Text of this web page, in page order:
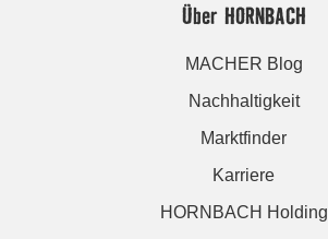
Über HORNBACH
MACHER Blog
Nachhaltigkeit
Marktfinder
Karriere
HORNBACH Holding